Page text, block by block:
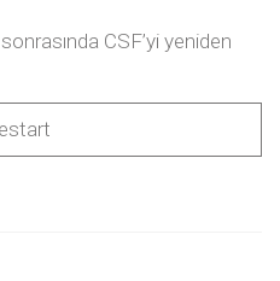
CSF’yi yeniden